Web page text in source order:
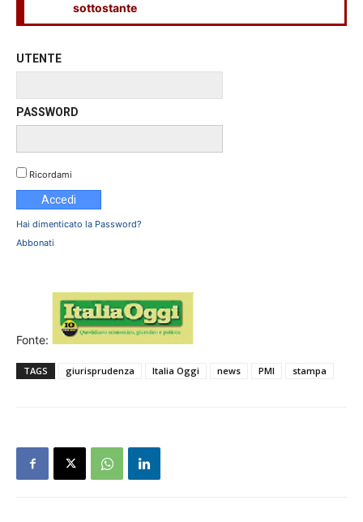
sottostante
UTENTE
PASSWORD
Ricordami
Hai dimenticato la Password?
Abbonati
Fonte:
TAGS giurisprudenza Italia Oggi news PMI stampa